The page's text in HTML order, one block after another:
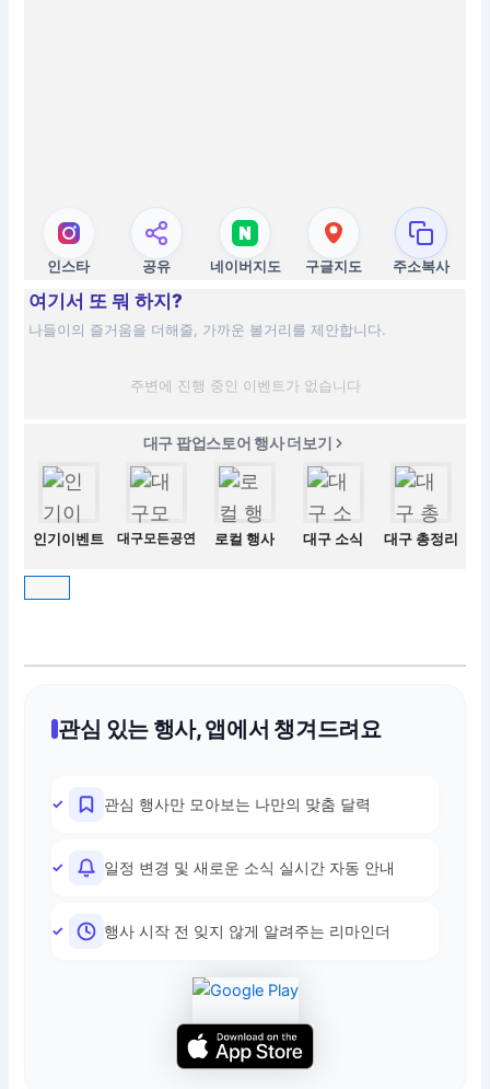
인스타 공유 네이버지도 구글지도 주소복사
여기서 또 뭐 하지?
나들이의 즐거움을 더해줄, 가까운 볼거리를 제안합니다.
주변에 진행 중인 이벤트가 없습니다
대구 팝업스토어 행사 더보기
인기이벤트 대구모든공연 로컬 행사 대구 소식 대구 총정리
관심 있는 행사, 앱에서 챙겨드려요
관심 행사만 모아보는 나만의 맞춤 달력
일정 변경 및 새로운 소식 실시간 자동 안내
행사 시작 전 잊지 않게 알려주는 리마인더